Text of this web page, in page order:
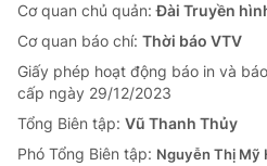
Cơ quan chủ quản:Đài Truyền
Cơ quan báo chí: Thời báo VTV
Giấy phép hoạt động báo in và
cấp ngày 29/12/2023
Tổng Biên tập: Vũ Thanh Thủy
Phó Tổng Biên tập: Nguyễn Thị Mỹ